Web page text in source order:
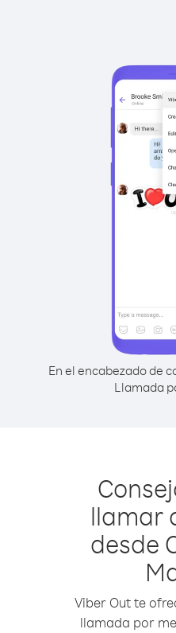
En el encabezado de
Llamada
llamar
desde
Viber Out te
llamada por